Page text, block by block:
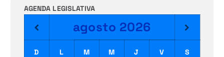
AGENDA LEGISLATIVA
agosto 2026
D L M M J V
S